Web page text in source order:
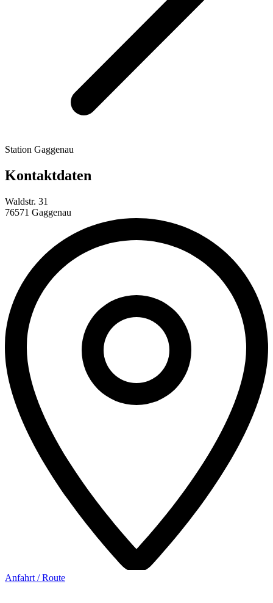
Station Gaggenau
Kontaktdaten
Waldstr. 31
76571 Gaggenau
Anfahrt / Route